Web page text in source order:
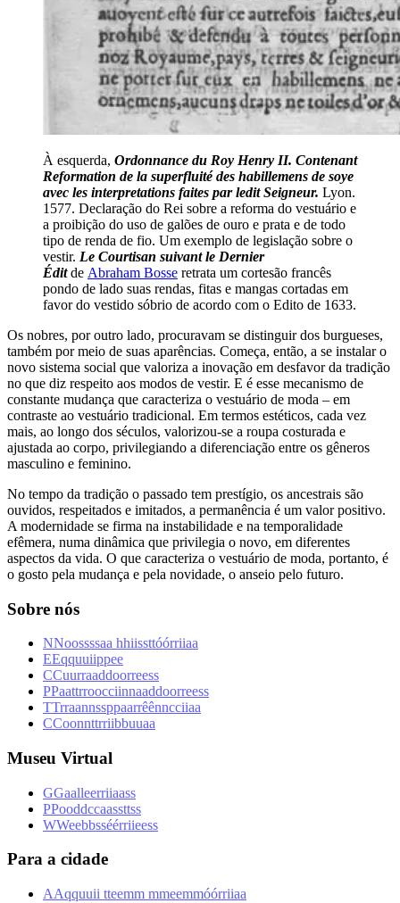
À esquerda, Ordonnance du Roy Henry II. Contenant
Reformation de la superfluité des habillemens de soye
avec les interpretations faites par ledit Seigneur. Lyon.
1577. Declaração do Rei sobre a reforma do vestuário e
a proibição do uso de galões de ouro e prata e de todo
tipo de renda de fio. Um exemplo de legislação sobre o
vestir. Le Courtisan suivant le Dernier
Éditde Abraham Bosse retrata um cortesão francês
pondo de lado suas rendas, fitas e mangas cortadas em
favor do vestido sóbrio de acordo com o Edito de 1633.
Os nobres, por outro lado, procuravam se distinguir dos burgueses,
também por meio de suas aparências. Começa, então, a se instalar o
novo sistema social que valoriza a inovação em desfavor da tradição
no que diz respeito aos modos de vestir. E é esse mecanismo de
constante mudança que caracteriza o vestuário de moda – em
contraste ao vestuário tradicional. Em termos estéticos, cada vez
mais, ao longo dos séculos, valorizou-se a roupa costurada e
ajustada ao corpo, privilegiando a diferenciação entre os gêneros
masculino e feminino.
No tempo da tradição o passado tem prestígio, os ancestrais são
ouvidos, respeitados e imitados, a permanência é um valor positivo.
A modernidade se firma na instabilidade e na temporalidade
efêmera, numa dinâmica que privilegia o novo, em diferentes
aspectos da vida. O que caracteriza o vestuário de moda, portanto, é
o gosto pela mudança e pela novidade, o anseio pelo futuro.
Sobre nós
NNoossssaa hhiissttóórriiaa
EEqquuiippee
CCuurraaddoorreess
PPaattrroocciinnaaddoorreess
TTrraannssppaarrêênncciiaa
CCoonnttrriibbuuaa
Museu Virtual
GGaalleerriiaass
PPooddccaassttss
WWeebbsséérriieess
Para a cidade
AAqquuii tteemm mmeemmóórriiaa